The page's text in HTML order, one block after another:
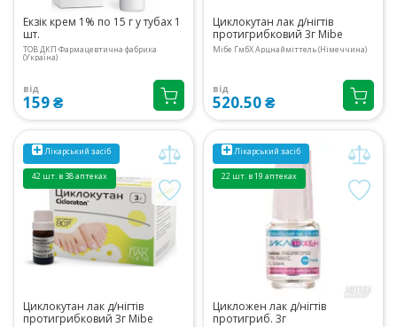
Екзік крем 1% по 15 г у тубах 1
шт.
ТОВ ДКП Фармацевтична фабрика
(Україна)
від
159 ₴
Циклокутан лак д/нігтів
протигрибковий 3г Mibe
Мібе ГмбХ Арцнайміттель (Німеччина)
від
520.50 ₴
Лікарський засіб
42 шт. в 38 аптеках
Циклокутан лак д/нігтів
протигрибковий 3г Mibe
Лікарський засіб
22 шт. в 19 аптеках
Цикложен лак д/нігтів
протигриб. 3г